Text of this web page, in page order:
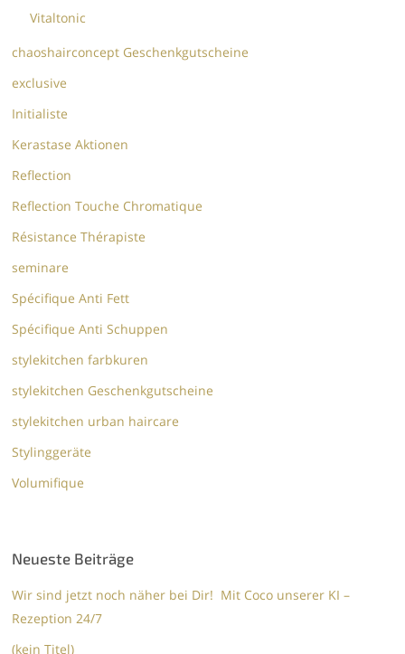
Vitaltonic
chaoshairconcept Geschenkgutscheine
exclusive
Initialiste
Kerastase Aktionen
Reflection
Reflection Touche Chromatique
Résistance Thérapiste
seminare
Spécifique Anti Fett
Spécifique Anti Schuppen
stylekitchen farbkuren
stylekitchen Geschenkgutscheine
stylekitchen urban haircare
Stylinggeräte
Volumifique
Neueste Beiträge
Wir sind jetzt noch näher bei Dir! Mit Coco unserer KI –
Rezeption 24/7
(kein Titel)